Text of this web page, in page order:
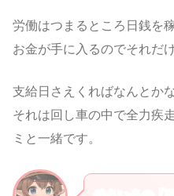
労働はつまるところ日銭を
お金が手に入るのでそれだ
支給日さえくればなんとか
それは回し車の中で全力疾
ミと一緒です。